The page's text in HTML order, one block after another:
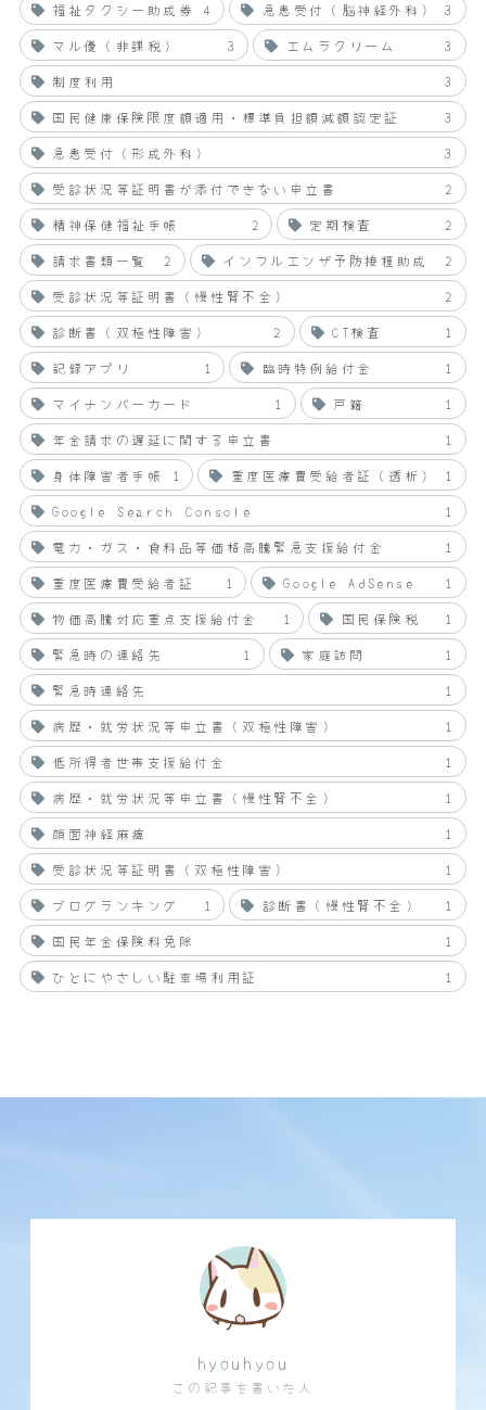
福祉タクシー助成券 4 急患受付（脳神経外科）
3
マル優（非課税）
3 エムラクリーム
3
制度利用
3
国民健康保険限度額適用・標準負担額減額認定証
3
急患受付（形成外科）
3
受診状況等証明書が添付できない申立書
2
精神保健福祉手帳
2 定期検査
2
請求書類一覧
2 インフルエンザ予防接種助成
2
受診状況等証明書（慢性腎不全）
2
診断書（双極性障害）
2 CT検査
1
記録アプリ
1 臨時特例給付金
1
マイナンバーカード
1 戸籍
1
年金請求の遅延に関する申立書
1
身体障害者手帳
1 重度医療費受給者証（透析）
1
Google Search Console
1
電力・ガス・食料品等価格高騰緊急支援給付金
1
重度医療費受給者証
1 Google AdSense
1
物価高騰対応重点支援給付金
1 国民保険税
1
緊急時の連絡先
1 家庭訪問
1
緊急時連絡先
1
病歴・就労状況等申立書（双極性障害）
1
低所得者世帯支援給付金
1
病歴・就労状況等申立書（慢性腎不全）
1
顔面神経麻痺
1
受診状況等証明書（双極性障害）
1
ブログランキング
1 診断書（慢性腎不全）
1
国民年金保険料免除
1
ひとにやさしい駐車場利用証
1
hyouhyou
この記事を書いた人